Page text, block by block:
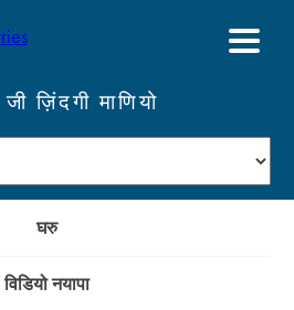
जी ज़िंदगी माणियो
घरु
विडियो नयापा